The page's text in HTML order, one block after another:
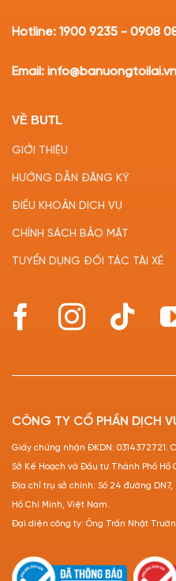
Hotline: 1900 9235 - 0908
Email: info@banuongtoilai.vn
VỀ BUTL
GIỚI THIỆU
HƯỚNG DẪN ĐĂNG KÝ
ĐIỀU KHOẢN DỊCH VỤ
CHÍNH SÁCH BẢO MẬT
TUYỂN DỤNG ĐỐI TÁC TÀI XẾ
CÔNG TY CỔ PHẦN DỊCH
Giấy chứng nhận ĐKDN: 0314372721.
Sở Kế Hoạch và Đầu tư Thành Phố Hồ
Địa chỉ trụ sở chính: Số 24 đường
Hồ Chí Minh, Việt Nam.
Đại diện công ty: Ông Trần Nhật